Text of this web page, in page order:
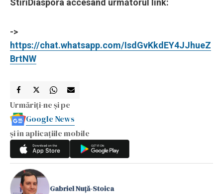
->
https://chat.whatsapp.com/IsdGvKkdEY4JJhueZ
BrtNW
Urmăriți-ne și pe
Google News
și în aplicațiile mobile
Gabriel Nuță-Stoica